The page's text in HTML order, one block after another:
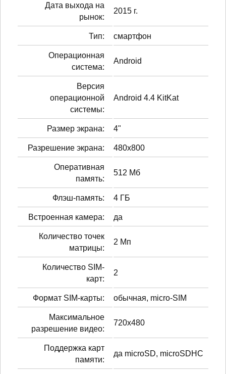
Дата выхода на
рынок:
2015 г.
Тип: смартфон
Операционная
система:
Android
Версия
операционной
системы:
Android 4.4 KitKat
Размер экрана: 4"
Разрешение экрана: 480x800
Оперативная
память:
512 Мб
Флэш-память: 4 ГБ
Встроенная камера: да
Количество точек
матрицы:
2 Мп
Количество SIM-
карт:
2
Формат SIM-карты: обычная, micro-SIM
Максимальное
разрешение видео:
720x480
Поддержка карт
памяти:
да microSD, microSDHC